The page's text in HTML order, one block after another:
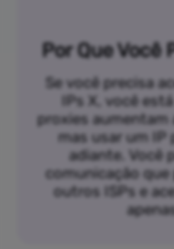
Por Que Você
Se você precisa
IPs X, você
proxies aumentam
mas usar um IP
adiante. Você
comunicação
outros ISPs e